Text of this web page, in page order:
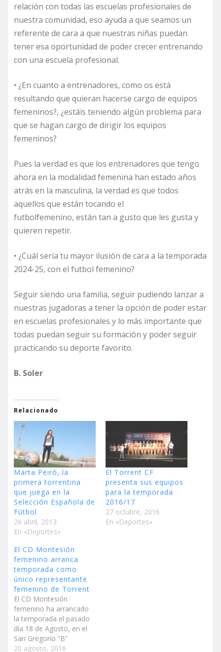
relación con todas las escuelas profesionales de
nuestra comunidad, eso ayuda a que seamos un
referente de cara a que nuestras niñas puedan
tener esa oportunidad de poder crecer entrenando
con una escuela profesional.
• ¿En cuanto a entrenadores, como os está
resultando que quieran hacerse cargo de equipos
femeninos?, ¿estáis teniendo algún problema para
que se hagan cargo de dirigir los equipos
femeninos?
Pues la verdad es que los entrenadores que tengo
ahora en la modalidad femenina han estado años
atrás en la masculina, la verdad es que todos
aquellos que están tocando el
futbolfemenino, están tan a gusto que les gusta y
quieren repetir.
• ¿Cuál sería tu mayor ilusión de cara a la temporada
2024-25, con el futbol femenino?
Seguir siendo una familia, seguir pudiendo lanzar a
nuestras jugadoras a tener la opción de poder estar
en escuelas profesionales y lo más importante que
todas puedan seguir su formación y poder seguir
practicando su deporte favorito.
B. Soler
Relacionado
Marta Peiró, la
primera torrentina
que juega en la
Selección Española de
Fútbol
26 abril, 2013
En «Deportes»
El Torrent CF
presenta sus equipos
para la temporada
2016/17
27 octubre, 2016
En «Deportes»
El CD Montesión
femenino arranca
temporada como
único representante
femenino de Torrent
El CD Montesión
femenino ha arrancado
la temporada el pasado
día 18 de Agosto, en el
San Gregorio “B”
torrentino, de la mano de
20 agosto, 2016